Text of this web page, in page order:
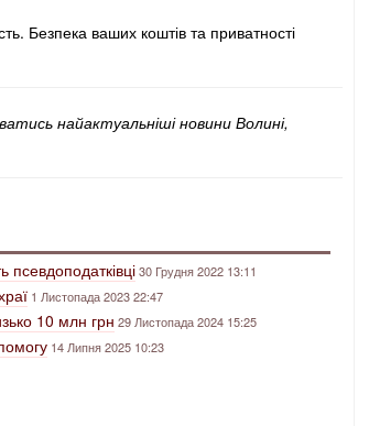
Безпека ваших коштів та приватності
найактуальніші новини Волині,
30 Грудня 2022 13:11
1 Листопада 2023 22:47
10 млн грн 29 Листопада 2024 15:25
14 Липня 2025 10:23